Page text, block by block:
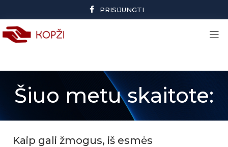
PRISIJUNGTI
Šiuo metu skaitote:
Kaip gali žmogus, iš esmės